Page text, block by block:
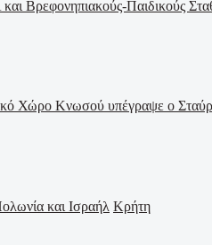
Κρήτη